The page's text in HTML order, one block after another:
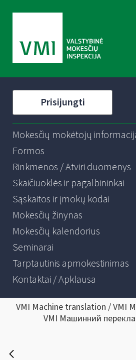
Prisijungti
Mokesčių mokėtojų
Formos
Rinkmenos / Atviri duomenys
Skaičiuoklės ir pagalbininkai
Sąskaitos ir įmokų kodai
Mokesčių žinynas
Mokesčių kalendorius
Seminarai
Tarptautinis apmokestinimas
Kontaktai / Apklausa
VMI Machine translation / VMI
VMI Машинний